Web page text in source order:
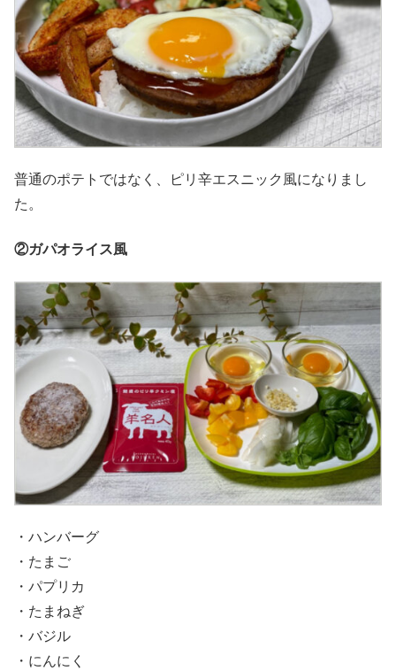
普通のポテトではなく、ピリ辛エスニック風になりまし
た。
②ガパオライス風
・ハンバーグ
・たまご
・パプリカ
・たまねぎ
・バジル
・にんにく